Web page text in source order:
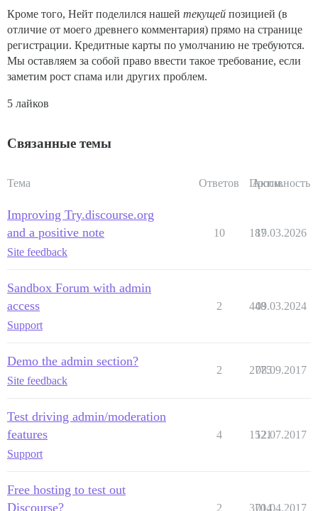
Кроме того, Нейт поделился нашей текущей позицией (в
отличие от моего древнего комментария) прямо на странице
регистрации. Кредитные карты по умолчанию не требуются.
Мы оставляем за собой право ввести такое требование, если
заметим рост спама или других проблем.
5 лайков
Связанные темы
Тема Ответов Просм.
Активность
Improving Try.discourse.org
and a positive note
Site feedback
10 187
19.03.2026
Sandbox Forum with admin
access
Support
2 448
09.03.2024
Demo the admin section?
Site feedback
2 2775
08.09.2017
Test driving admin/moderation
features
Support
4 1521
12.07.2017
Free hosting to test out
Discourse?
2 3704
01.04.2017